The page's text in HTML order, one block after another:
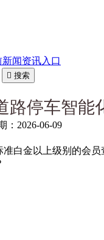
新闻资讯入口
 搜索
路停车智能
： 2026-06-09
白金以上级别的会